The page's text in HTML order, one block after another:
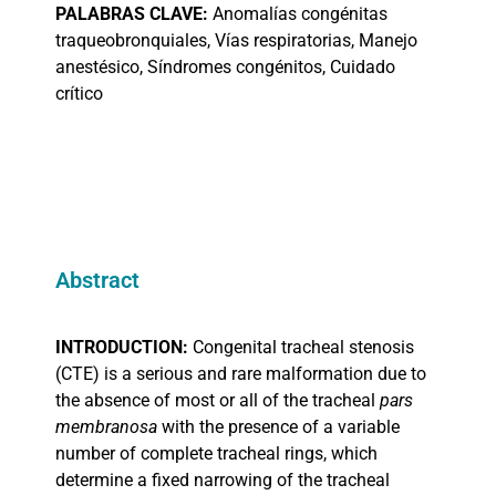
PALABRAS CLAVE: Anomalías congénitas
traqueobronquiales, Vías respiratorias, Manejo
anestésico, Síndromes congénitos, Cuidado
crítico
Abstract
INTRODUCTION: Congenital tracheal stenosis
(CTE) is a serious and rare malformation due to
the absence of most or all of the tracheal pars
membranosa with the presence of a variable
number of complete tracheal rings, which
determine a fixed narrowing of the tracheal